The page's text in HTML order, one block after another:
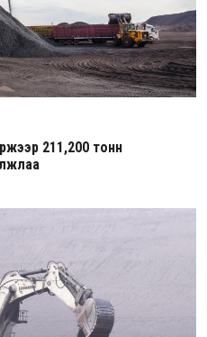
211,200 тонн